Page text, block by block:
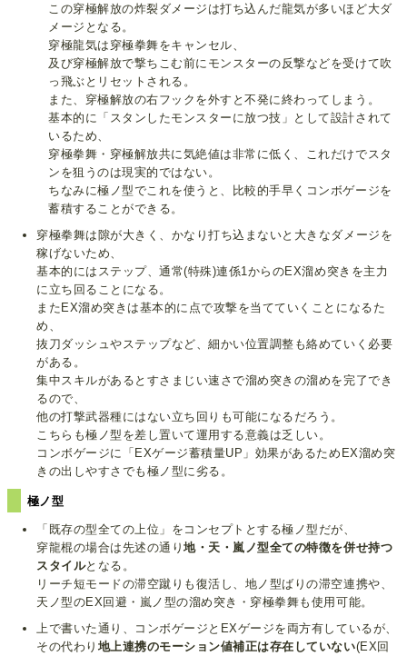
この穿極解放の炸裂ダメージは打ち込んだ龍気が多いほど大ダ
メージとなる。
穿極龍気は穿極拳舞をキャンセル、
及び穿極解放で撃ちこむ前にモンスターの反撃などを受けて吹
っ飛ぶとリセットされる。
また、穿極解放の右フックを外すと不発に終わってしまう。
基本的に「スタンしたモンスターに放つ技」として設計されて
いるため、
穿極拳舞・穿極解放共に気絶値は非常に低く、これだけでスタ
ンを狙うのは現実的ではない。
ちなみに極ノ型でこれを使うと、比較的手早くコンボゲージを
蓄積することができる。
穿極拳舞は隙が大きく、かなり打ち込まないと大きなダメージを
稼げないため、
基本的にはステップ、通常(特殊)連係1からのEX溜め突きを主力
に立ち回ることになる。
またEX溜め突きは基本的に点で攻撃を当てていくことになるた
め、
抜刀ダッシュやステップなど、細かい位置調整も絡めていく必要
がある。
集中スキルがあるとすさまじい速さで溜め突きの溜めを完了でき
るので、
他の打撃武器種にはない立ち回りも可能になるだろう。
こちらも極ノ型を差し置いて運用する意義は乏しい。
コンボゲージに「EXゲージ蓄積量UP」効果があるためEX溜め突
きの出しやすさでも極ノ型に劣る。
極ノ型
「既存の型全ての上位」をコンセプトとする極ノ型だが、
穿龍棍の場合は先述の通り地・天・嵐ノ型全ての特徴を併せ持つ
スタイルとなる。
リーチ短モードの滞空蹴りも復活し、地ノ型ばりの滞空連携や、
天ノ型のEX回避・嵐ノ型の溜め突き・穿極拳舞も使用可能。
上で書いた通り、コンボゲージとEXゲージを両方有しているが、
その代わり 地上連携のモーション値補正は存在していない(EX回